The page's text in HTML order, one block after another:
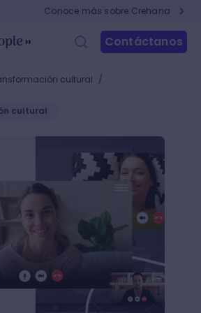
Conoce más sobre Crehana
Contáctanos
cultural /
cultural
ventajas de la capacitación online?